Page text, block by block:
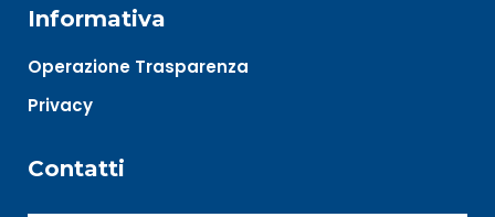
Informativa
Operazione Trasparenza
Privacy
Contatti